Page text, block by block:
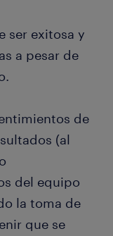
ser exitosa y
a pesar de
de
(al
del equipo
la toma de
que se